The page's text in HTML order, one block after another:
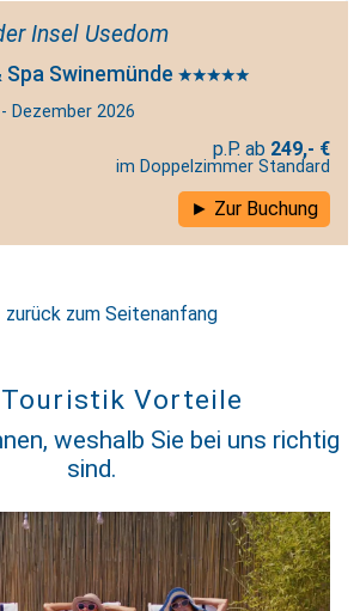
Insel Usedom
Swinemünde
Dezember 2026
249,- €
im Doppelzimmer Standard
Zur Buchung
zurück zum Seitenanfang
Touristik Vorteile
weshalb Sie bei uns richtig
sind.